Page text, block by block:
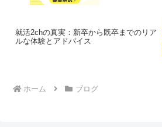
就活2chの真実：新卒から既卒までのリア
ルな体験とアドバイス
ホーム ブログ